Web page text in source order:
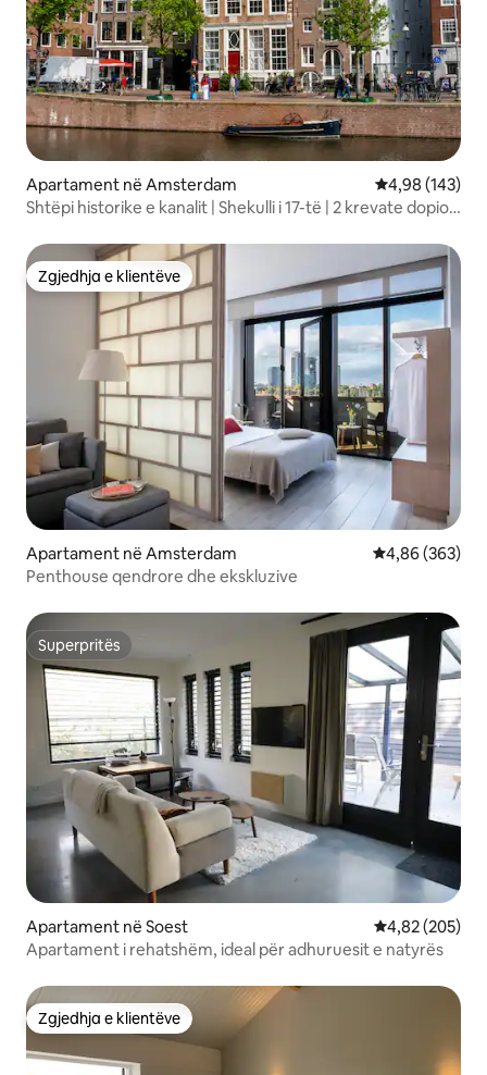
Apartament në Amsterdam Vlerësimi
4,98 (143)
Shtëpi historike e kanalit | Shekulli i 17-të | 2 krevate dopio
Zgjedhja e klientëve
Zgjedhja e klientëve
Apartament në Amsterdam Vlerësimi
4,86 (363)
Penthouse qendrore dhe ekskluzive
Superpritës
Superpritës
Apartament në Soest Vlerësimi
4,82 (205)
Apartament i rehatshëm, ideal për adhuruesit e natyrës
Zgjedhja e klientëve
Zgjedhja e klientëve